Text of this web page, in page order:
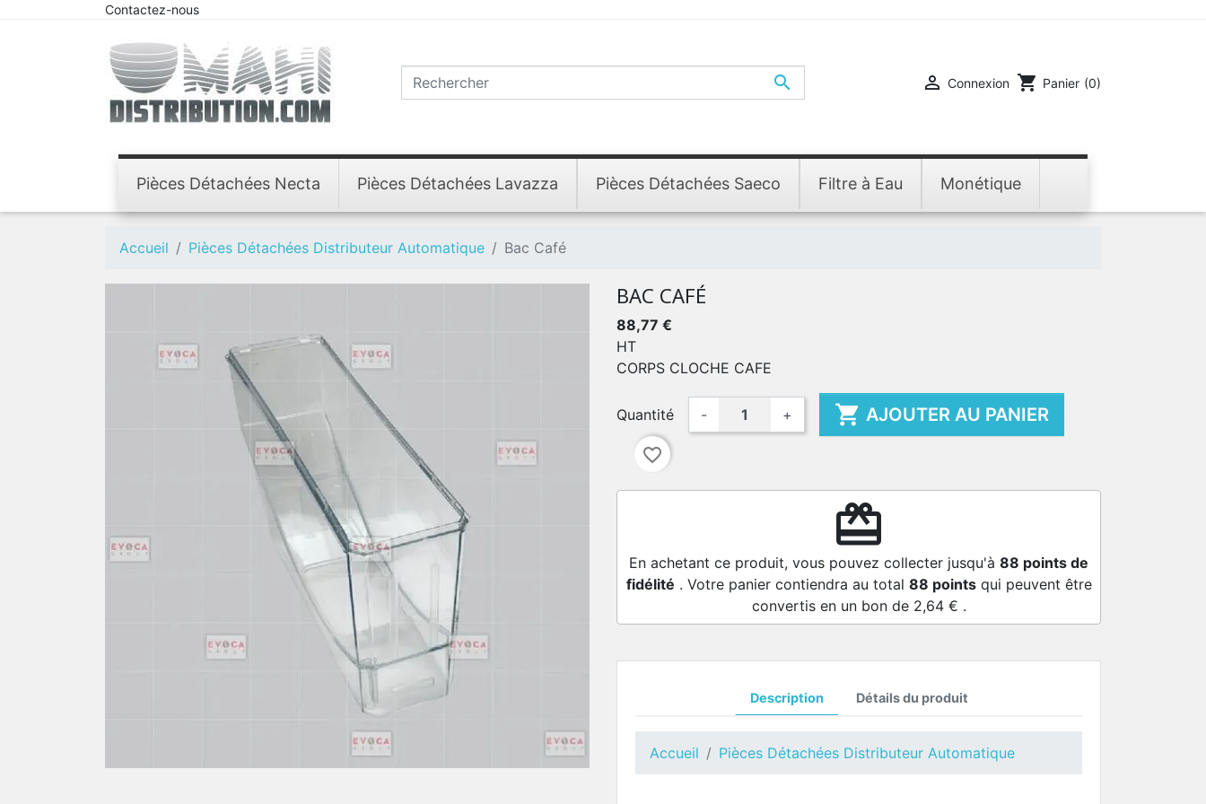
Contactez-nous
  Connexion shopping_cart Panier (0)
Pièces Détachées Necta Pièces Détachées Lavazza Pièces Détachées Saeco Filtre à Eau Monétique
Accueil Pièces Détachées Distributeur Automatique Bac Café
BAC CAFÉ
88,77 €
HT
CORPS CLOCHE CAFE
Quantité - +  AJOUTER AU PANIER
favorite_border
redeem
En achetant ce produit, vous pouvez collecter jusqu'à 88 points de
fidélité . Votre panier contiendra au total 88 pointsqui peuvent être
convertis en un bon de 2,64 € .
Description Détails du produit
Accueil Pièces Détachées Distributeur Automatique